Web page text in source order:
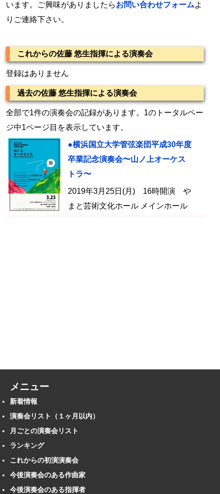
います。ご興味がありましたらお問い合わせフォームよ
りご連絡下さい。
これからの佐藤 悠生指揮による演奏会
登録はありません
過去の佐藤 悠生指揮による演奏会
全部で1件の演奏会の記録があります。1のトータルペー
ジ中1ページ目を表示しています。
●横浜国立大学管弦楽団平成30年度
卒業記念演奏会〜山ノ上オーケス
トラ〜
2019年3月25日(月) 16時開演 や
まと芸術文化ホール メインホール
メニュー
新着情報
演奏会リスト（１ヶ月以内）
月ごとの演奏会リスト
ランキング
これからの初演演奏会
今後演奏会のある作曲家
今後演奏会のある指揮者